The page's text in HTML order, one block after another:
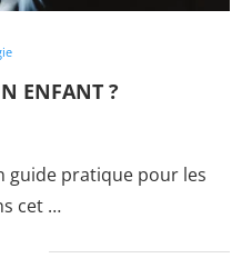
ENFANT ?
guide pratique pour les
cet …